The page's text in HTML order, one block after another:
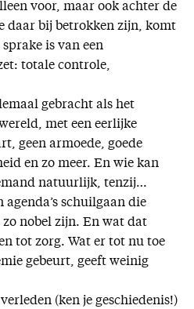
voor, maar ook achter de
daar bij betrokken zijn, komt
is van een
totale controle,
gebracht als het
met een eerlijke
geen armoede, goede
en zo meer. En wie kan
natuurlijk, tenzij…
schuilgaan die
nobel zijn. En wat dat
tot zorg. Wat er tot nu toe
gebeurt, geeft weinig
(ken je geschiedenis!)